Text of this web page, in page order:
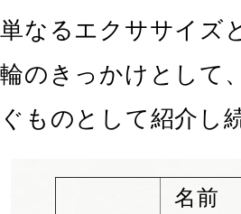
単なるエクササイズ
輪のきっかけとして
ぐものとして紹介し
名前